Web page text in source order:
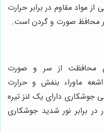
مواد مقاوم در برابر حرارت
محافظ صورت و گردن است.
محافظت از سر و صورت
اشعه ماوراء بنفش و حرارت
جوشکاری دارای یک لنز تیره
برابر نور شدید جوشکاری